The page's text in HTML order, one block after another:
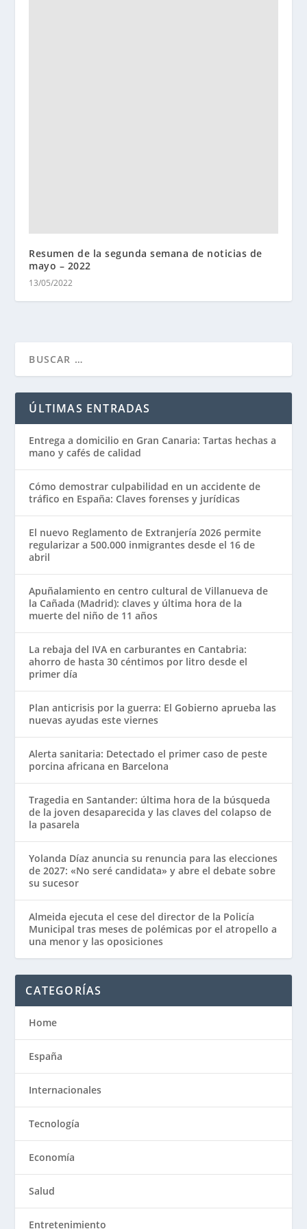
Resumen de la segunda semana de noticias de
mayo – 2022
13/05/2022
ÚLTIMAS ENTRADAS
Entrega a domicilio en Gran Canaria: Tartas hechas a
mano y cafés de calidad
Cómo demostrar culpabilidad en un accidente de
tráfico en España: Claves forenses y jurídicas
El nuevo Reglamento de Extranjería 2026 permite
regularizar a 500.000 inmigrantes desde el 16 de
abril
Apuñalamiento en centro cultural de Villanueva de
la Cañada (Madrid): claves y última hora de la
muerte del niño de 11 años
La rebaja del IVA en carburantes en Cantabria:
ahorro de hasta 30 céntimos por litro desde el
primer día
Plan anticrisis por la guerra: El Gobierno aprueba las
nuevas ayudas este viernes
Alerta sanitaria: Detectado el primer caso de peste
porcina africana en Barcelona
Tragedia en Santander: última hora de la búsqueda
de la joven desaparecida y las claves del colapso de
la pasarela
Yolanda Díaz anuncia su renuncia para las elecciones
de 2027: «No seré candidata» y abre el debate sobre
su sucesor
Almeida ejecuta el cese del director de la Policía
Municipal tras meses de polémicas por el atropello a
una menor y las oposiciones
CATEGORÍAS
Home
España
Internacionales
Tecnología
Economía
Salud
Entretenimiento